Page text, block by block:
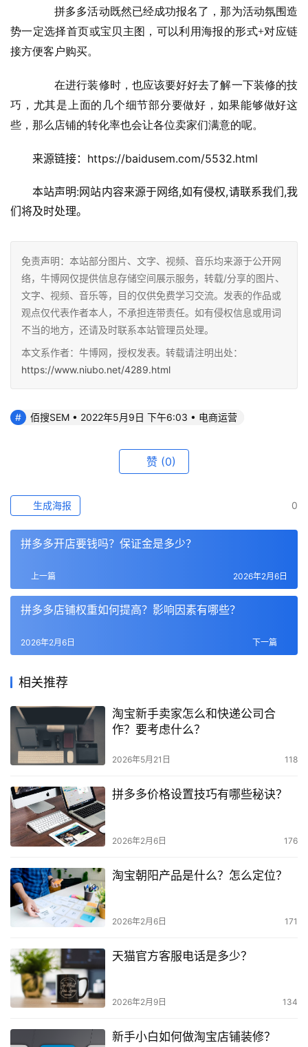
拼多多活动既然已经成功报名了，那为活动氛围造
势一定选择首页或宝贝主图，可以利用海报的形式+对应链
接方便客户购买。
在进行装修时，也应该要好好去了解一下装修的技
巧，尤其是上面的几个细节部分要做好，如果能够做好这
些，那么店铺的转化率也会让各位卖家们满意的呢。
来源链接：https://baidusem.com/5532.html
本站声明:网站内容来源于网络,如有侵权,请联系我们,我
们将及时处理。
免责声明：本站部分图片、文字、视频、音乐均来源于公开网
络，牛博网仅提供信息存储空间展示服务，转载/分享的图片、
文字、视频、音乐等，目的仅供免费学习交流。发表的作品或
观点仅代表作者本人，不承担连带责任。如有侵权信息或用词
不当的地方，还请及时联系本站管理员处理。
本文系作者：牛博网，授权发表。转载请注明出处：
https://www.niubo.net/4289.html
佰搜SEM • 2022年5月9日 下午6:03 • 电商运营
赞 (0)
0
生成海报
拼多多开店要钱吗？保证金是多少？
上一篇 2026年2月6日
拼多多店铺权重如何提高？影响因素有哪些？
下一篇
2026年2月6日
相关推荐
淘宝新手卖家怎么和快递公司合
作？要考虑什么？
2026年5月21日 118
拼多多价格设置技巧有哪些秘诀？
2026年2月6日 176
淘宝朝阳产品是什么？怎么定位？
2026年2月6日 171
天猫官方客服电话是多少？
2026年2月9日 134
新手小白如何做淘宝店铺装修？